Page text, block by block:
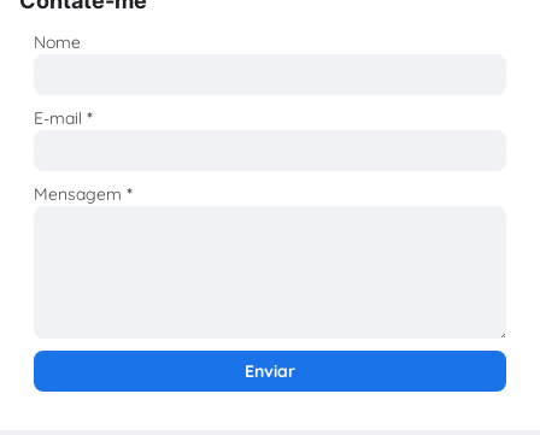
Nome
E-mail*
Mensagem*